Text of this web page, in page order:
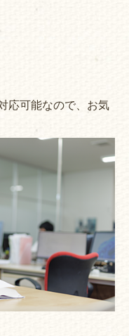
応可能なので、お気